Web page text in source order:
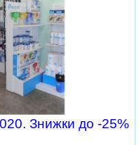
Знижки до -25%